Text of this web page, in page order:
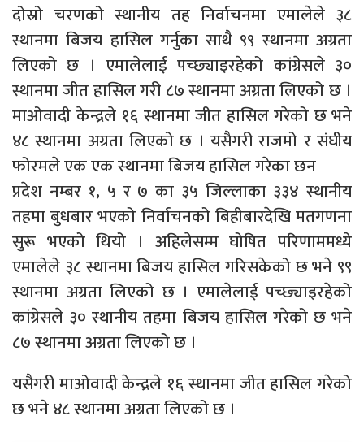
दोस्रो चरणको स्थानीय तह निर्वाचनमा एमालेले ३८
स्थानमा बिजय हासिल गर्नुका साथै ९९ स्थानमा अग्रता
लिएको छ । एमालेलाई पच्छ्याइरहेको कांग्रेसले ३०
स्थानमा जीत हासिल गरी ८७ स्थानमा अग्रता लिएको छ ।
माओवादी केन्द्रले १६ स्थानमा जीत हासिल गरेको छ भने
४८ स्थानमा अग्रता लिएको छ । यसैगरी राजमो र संघीय
फोरमले एक एक स्थानमा बिजय हासिल गरेका छन
प्रदेश नम्बर १, ५ र ७ का ३५ जिल्लाका ३३४ स्थानीय
तहमा बुधबार भएको निर्वाचनको बिहीबारदेखि मतगणना
सुरू भएको थियो । अहिलेसम्म घोषित परिणाममध्ये
एमालेले ३८ स्थानमा बिजय हासिल गरिसकेको छ भने ९९
स्थानमा अग्रता लिएको छ । एमालेलाई पच्छ्याइरहेको
कांग्रेसले ३० स्थानीय तहमा बिजय हासिल गरेको छ भने
८७ स्थानमा अग्रता लिएको छ ।
यसैगरी माओवादी केन्द्रले १६ स्थानमा जीत हासिल गरेको
छ भने ४८ स्थानमा अग्रता लिएको छ ।